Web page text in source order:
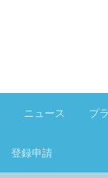
ニュース プ
登録申請